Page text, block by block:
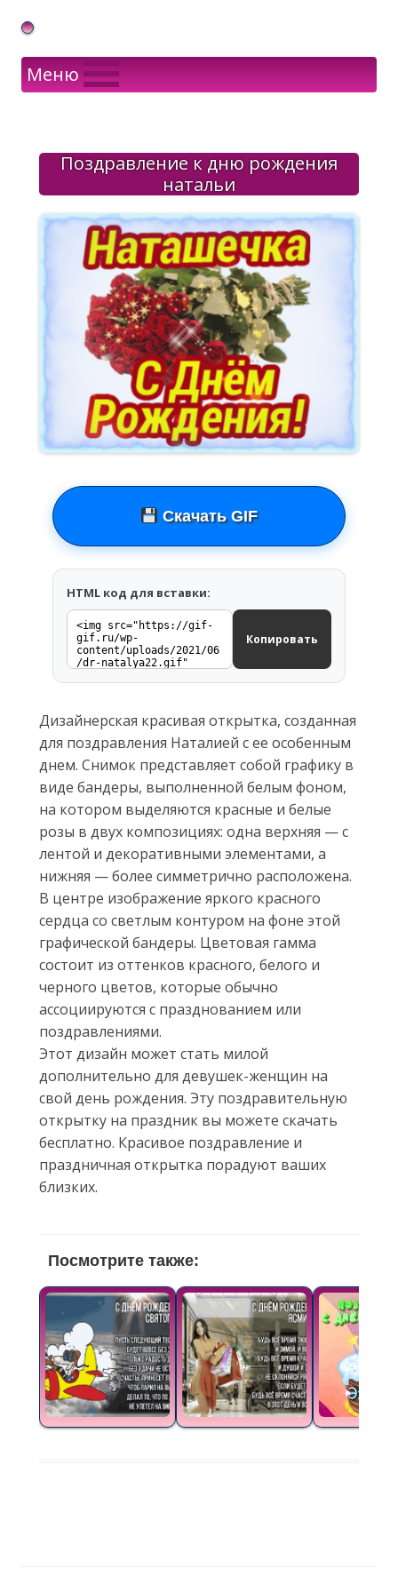
Gif Открытки в подарок
Меню
Поздравление к дню рождения
натальи
Скачать GIF
HTML код для вставки:
Копировать
Дизайнерская красивая открытка, созданная
для поздравления Наталией с ее особенным
днем. Снимок представляет собой графику в
виде бандеры, выполненной белым фоном,
на котором выделяются красные и белые
розы в двух композициях: одна верхняя — с
лентой и декоративными элементами, а
нижняя — более симметрично расположена.
В центре изображение яркого красного
сердца со светлым контуром на фоне этой
графической бандеры. Цветовая гамма
состоит из оттенков красного, белого и
черного цветов, которые обычно
ассоциируются с празднованием или
поздравлениями.
Этот дизайн может стать милой
дополнительно для девушек-женщин на
свой день рождения. Эту поздравительную
открытку на праздник вы можете скачать
бесплатно. Красивое поздравление и
праздничная открытка порадуют ваших
близких.
Посмотрите также: